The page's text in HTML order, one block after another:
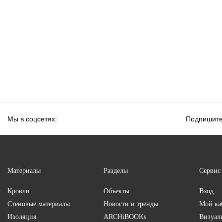
Мы в соцсетях:
Материалы
Кровли
Стеновые материалы
Изоляция
Разделы
Объекты
Новости и тренды
ARCHiBOOKs
Сервис
Вход
Мой